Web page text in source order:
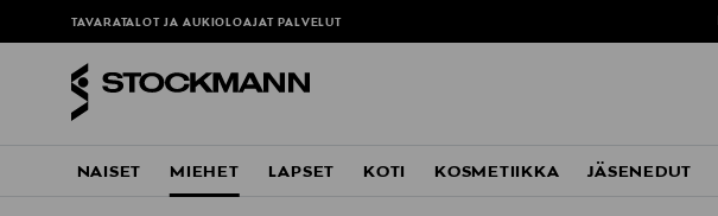
TAVARATALOT JA AUKIOLOAJAT PALVELUT
NAISET MIEHET LAPSET KOTI KOSMETIIKKA JÄSENEDUT